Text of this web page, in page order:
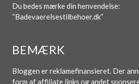
Du bedes mærke din henvendelse:
“Badevaerelsestilbehoer.dk”
BEMÆRK
Bloggen er reklamefinansieret. Der
form af affiliate links og andet